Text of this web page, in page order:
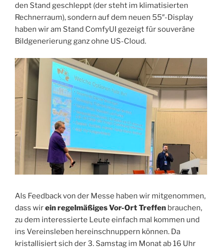
den Stand geschleppt (der steht im klimatisierten
Rechnerraum), sondern auf dem neuen 55″-Display
haben wir am Stand ComfyUI gezeigt für souveräne
Bildgenerierung ganz ohne US-Cloud.
Als Feedback von der Messe haben wir mitgenommen,
dass wirein regelmäßiges Vor-Ort Treffen brauchen,
zu dem interessierte Leute einfach mal kommen und
ins Vereinsleben hereinschnuppern können. Da
kristallisiert sich der 3. Samstag im Monat ab 16 Uhr